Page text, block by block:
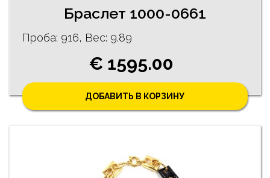
Браслет 1000-0661
Проба: 916, Bес: 9.89
€ 1595.00
ДОБАВИТЬ В КОРЗИНУ